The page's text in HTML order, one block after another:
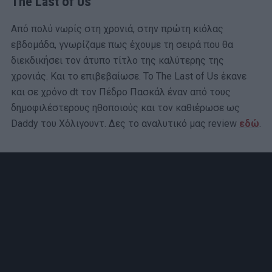
Από πολύ νωρίς στη χρονιά, στην πρώτη κιόλας
εβδομάδα, γνωρίζαμε πως έχουμε τη σειρά που θα
διεκδικήσει τον άτυπο τίτλο της καλύτερης της
χρονιάς. Και το επιβεβαίωσε. Το The Last of Us έκανε
και σε χρόνο dt τον Πέδρο Πασκάλ έναν από τους
δημοφιλέστερους ηθοποιούς και τον καθιέρωσε ως
Daddy του Χόλιγουντ. Δες το αναλυτικό μας review εδώ.